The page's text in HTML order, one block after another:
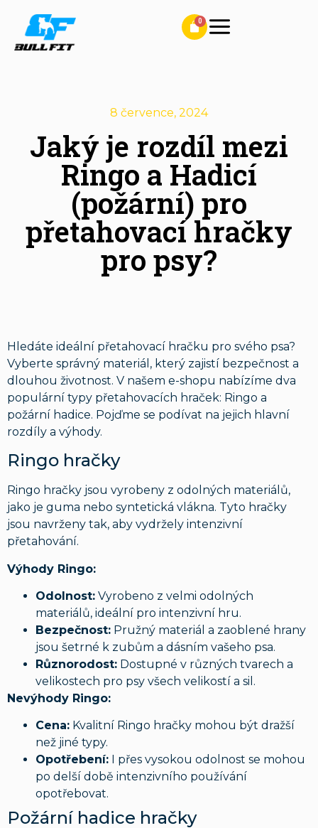
8 července, 2024
Jaký je rozdíl mezi
Ringo a Hadicí
(požární) pro
přetahovací hračky
pro psy?
Hledáte ideální přetahovací hračku pro svého psa?
Vyberte správný materiál, který zajistí bezpečnost a
dlouhou životnost. V našem e-shopu nabízíme dva
populární typy přetahovacích hraček: Ringo a
požární hadice. Pojďme se podívat na jejich hlavní
rozdíly a výhody.
Ringo hračky
Ringo hračky jsou vyrobeny z odolných materiálů,
jako je guma nebo syntetická vlákna. Tyto hračky
jsou navrženy tak, aby vydržely intenzivní
přetahování.
Výhody Ringo:
Odolnost: Vyrobeno z velmi odolných
materiálů, ideální pro intenzivní hru.
Bezpečnost: Pružný materiál a zaoblené hrany
jsou šetrné k zubům a dásním vašeho psa.
Různorodost: Dostupné v různých tvarech a
velikostech pro psy všech velikostí a sil.
Nevýhody Ringo:
Cena: Kvalitní Ringo hračky mohou být dražší
než jiné typy.
Opotřebení: I přes vysokou odolnost se mohou
po delší době intenzivního používání
opotřebovat.
Požární hadice hračky